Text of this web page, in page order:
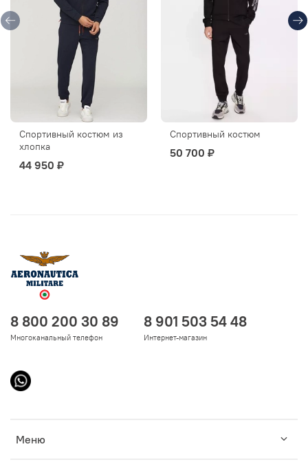
Спортивный костюм из
хлопка
44 950 ₽
Спортивный костюм
50 700 ₽
Меню
8 800 200 30 89
Многоканальный телефон
8 901 503 54 48
Интернет-магазин